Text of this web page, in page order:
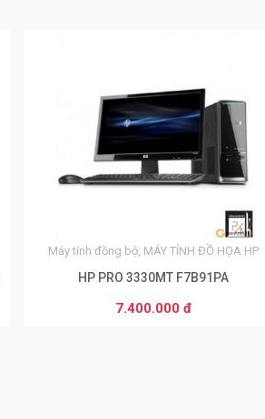
Máy tính đồng bộ, MÁY TÍNH ĐỒ HỌA HP
HP PRO 3330MT F7B91PA
7.400.000 đ